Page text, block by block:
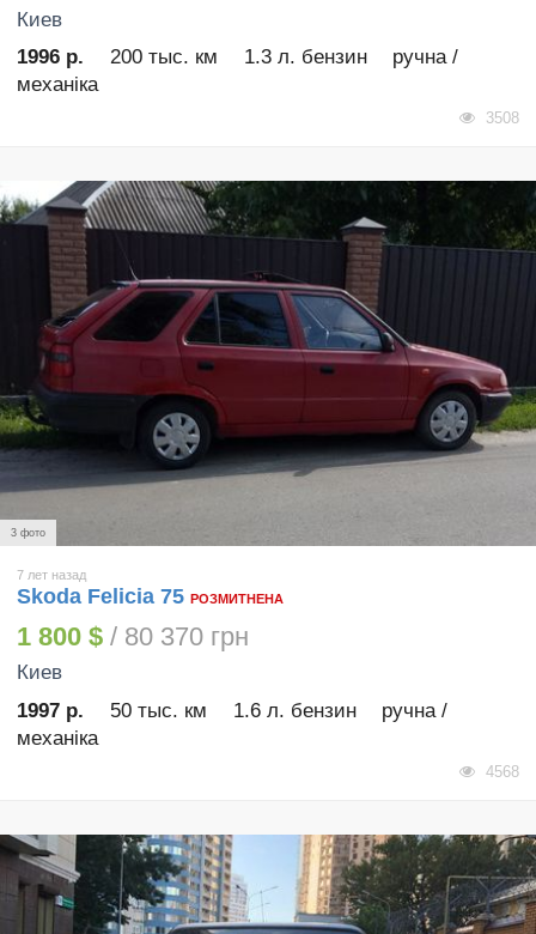
Киев
1996 р.
200 тыс. км 1.3 л. бензин
ручна /
механіка
3508
3 фото
7 лет назад
Skoda Felicia 75 РОЗМИТНЕНА
1 800 $ / 80 370 грн
Киев
1997 р.
50 тыс. км 1.6 л. бензин
ручна /
механіка
4568